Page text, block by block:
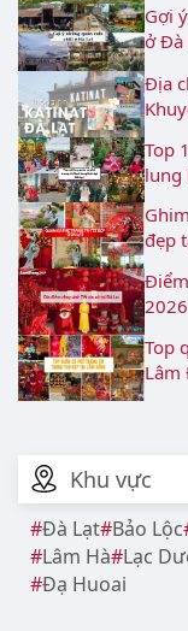
Khu vực
Đà Lạt Bảo Lộc
Lâm Hà Lạc
Đạ Huoai
Gợi
ở Đà
Địa
Top
lung
đẹp
Top
Lâm